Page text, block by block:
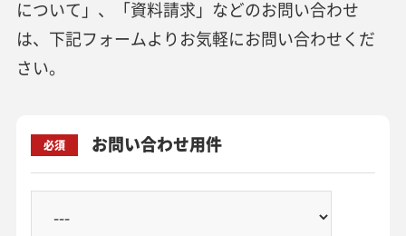
について」、「資料請求」などのお問い合わせ
は、下記フォームよりお気軽にお問い合わせくだ
さい。
必須 お問い合わせ用件